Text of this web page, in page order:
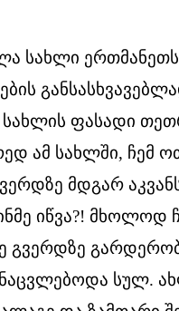
სახლი
სახლის ფასადი
ამ სახლში, ჩემ
მდგარ
იწვა?! მხოლოდ
გვერდზე
სულ.